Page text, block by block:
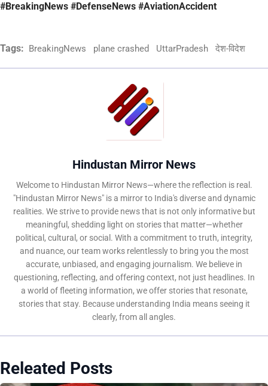
#BreakingNews #DefenseNews #AviationAccident
Tags: BreakingNews plane crashed UttarPradesh देश-विदेश
Hindustan Mirror News
Welcome to Hindustan Mirror News—where the reflection is real.
"Hindustan Mirror News" is a mirror to India's diverse and dynamic
realities. We strive to provide news that is not only informative but
meaningful, shedding light on stories that matter—whether
political, cultural, or social. With a commitment to truth, integrity,
and nuance, our team works relentlessly to bring you the most
accurate, unbiased, and engaging journalism. We believe in
questioning, reflecting, and offering context, not just headlines. In
a world of fleeting information, we offer stories that resonate,
stories that stay. Because understanding India means seeing it
clearly, from all angles.
Releated Posts